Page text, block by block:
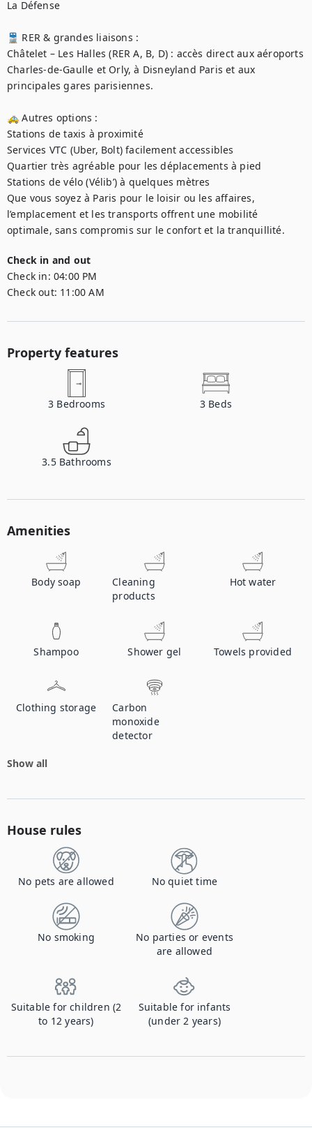
La Défense
🚆 RER & grandes liaisons :
Châtelet – Les Halles (RER A, B, D) : accès direct aux aéroports
Charles-de-Gaulle et Orly, à Disneyland Paris et aux
principales gares parisiennes.
🚕 Autres options :
Stations de taxis à proximité
Services VTC (Uber, Bolt) facilement accessibles
Quartier très agréable pour les déplacements à pied
Stations de vélo (Vélib’) à quelques mètres
Que vous soyez à Paris pour le loisir ou les affaires,
l’emplacement et les transports offrent une mobilité
optimale, sans compromis sur le confort et la tranquillité.
Check in and out
Check in: 04:00 PM
Check out: 11:00 AM
Property features
3 Bedrooms 3 Beds
3.5 Bathrooms
Amenities
Body soap
Cleaning
products
Hot water
Shampoo Shower gel Towels provided
Clothing storage
Carbon
monoxide
detector
Show all
House rules
No pets are allowed No quiet time
No smoking
No parties or events
are allowed
Suitable for children (2
to 12 years)
Suitable for infants
(under 2 years)